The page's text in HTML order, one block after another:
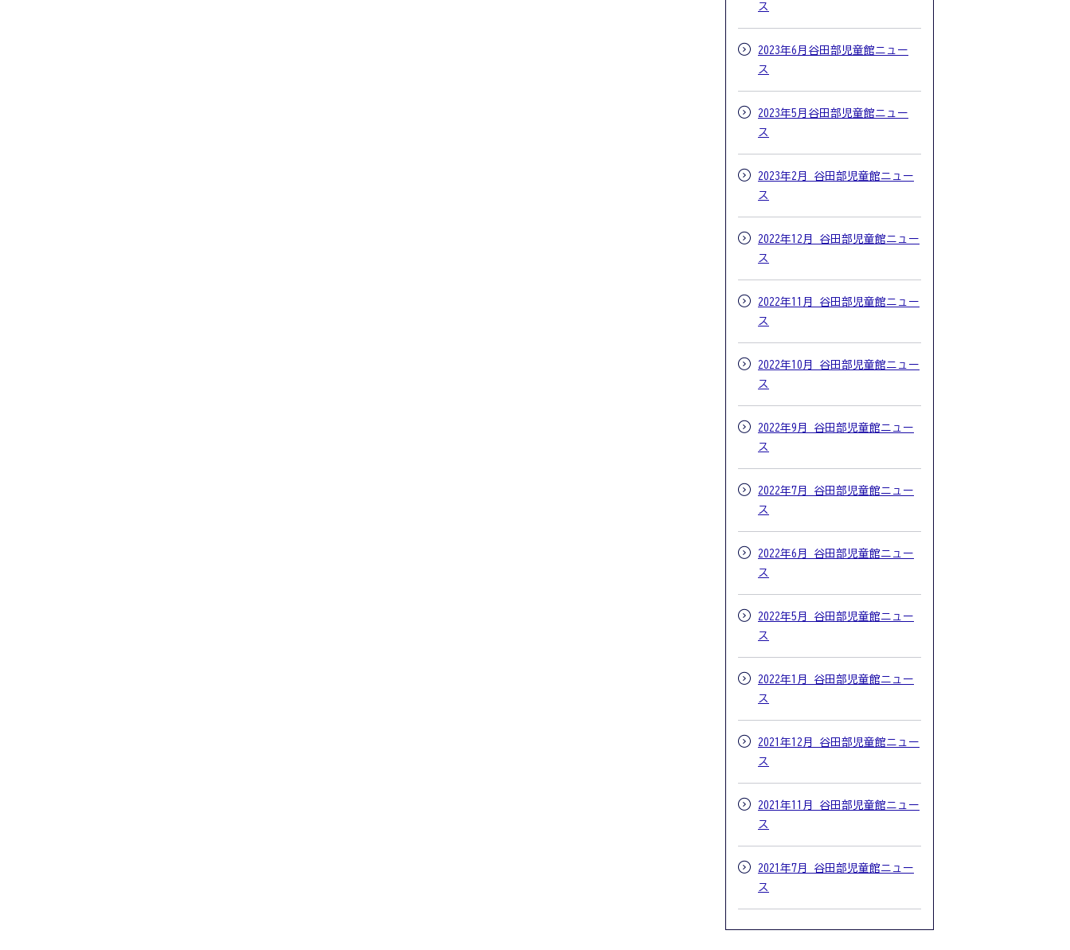
ス
2023年6月谷田部児童館ニュー
ス
2023年5月谷田部児童館ニュー
ス
2023年2月 谷田部児童館ニュー
ス
2022年12月 谷田部児童館ニュー
ス
2022年11月 谷田部児童館ニュー
ス
2022年10月 谷田部児童館ニュー
ス
2022年9月 谷田部児童館ニュー
ス
2022年7月 谷田部児童館ニュー
ス
2022年6月 谷田部児童館ニュー
ス
2022年5月 谷田部児童館ニュー
ス
2022年1月 谷田部児童館ニュー
ス
2021年12月 谷田部児童館ニュー
ス
2021年11月 谷田部児童館ニュー
ス
2021年7月 谷田部児童館ニュー
ス